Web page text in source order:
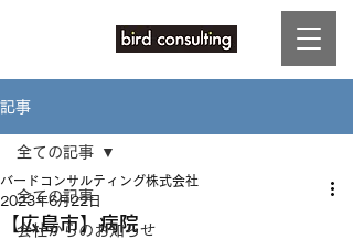
記事
全ての記事
会社からのお知らせ
全ての記事
【広島市】病院
バードコンサルティング株式会社
2023年6月22日